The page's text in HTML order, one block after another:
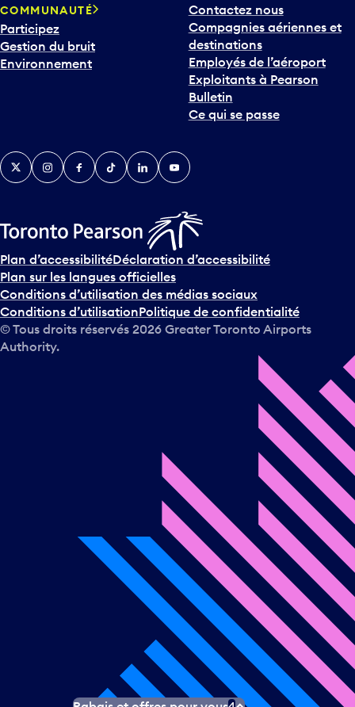
COMMUNAUTÉ
Participez
Gestion du bruit
Environnement
Contactez nous
Compagnies aériennes et
destinations
Employés de l’aéroport
Exploitants à Pearson
Bulletin
Ce qui se passe
TwitterInstagramFacebook
TikTokLinkedInYouTube
Plan d’accessibilitéDéclaration d’accessibilité
Plan sur les langues officielles
Conditions d’utilisation des médias sociaux
Conditions d’utilisationPolitique de confidentialité
© Tous droits réservés 2026 Greater Toronto Airports
Authority.